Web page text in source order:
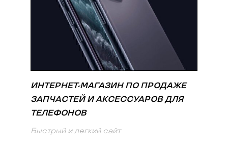
ИНТЕРНЕТ-МАГАЗИН ПО ПРОДАЖЕ
ЗАПЧАСТЕЙ И АКСЕССУАРОВ ДЛЯ
ТЕЛЕФОНОВ
Быстрый и легкий сайт